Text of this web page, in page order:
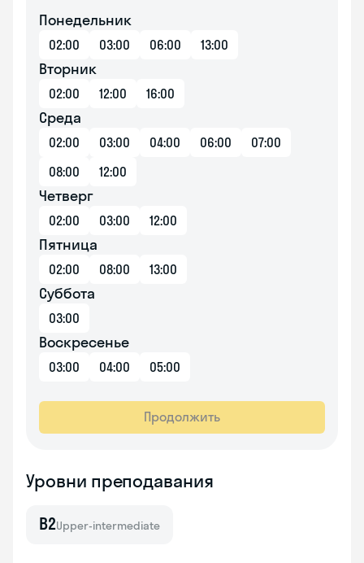
Понедельник
02:00 03:00 06:00 13:00
Вторник
02:00 12:00 16:00
Среда
02:00 03:00 04:00 06:00
07:00
08:00
12:00
Четверг
02:00 03:00 12:00
Пятница
02:00 08:00 13:00
Суббота
03:00
Воскресенье
03:00 04:00 05:00
Продолжить
Уровни преподавания
B2Upper-intermediate